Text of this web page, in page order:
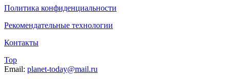
Политика конфиденциальности
Рекомендательные технологии
Контакты
Top
Email: planet-today@mail.ru